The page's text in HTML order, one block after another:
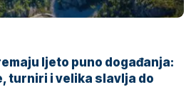
ljeto puno događanja:
turniri i velika slavlja do